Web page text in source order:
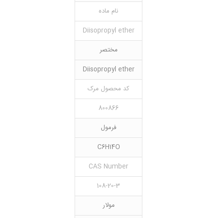
نام ماده
Diisopropyl ether
مختصر
Diisopropyl ether
کد محصول مرک
800866
فرمول
C6H14O
CAS Number
108-20-3
مولار